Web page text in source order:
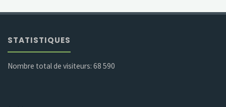
STATISTIQUES
Nombre total de visiteurs:68 590